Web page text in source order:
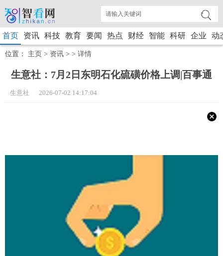
首页 资讯 科技 教育 要闻 热点 财经 智能 科研 企业 动
位置： 主页 > 资讯 > > 详情
生意社：7月2日东明石化硫磺价格上调|百事通
生意社 2026-07-02 14:17:04